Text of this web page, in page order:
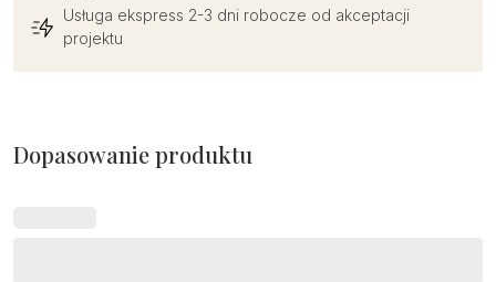
Usługa ekspress 2-3 dni robocze od akceptacji
projektu
Dopasowanie produktu